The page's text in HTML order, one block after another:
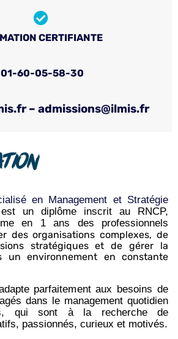
CERTIFIANTE
01-60-05-58-30
– admissions@ilmis.fr
en Management et Stratégie
est un diplôme inscrit au RNCP,
en 1 ans des professionnels
des organisations complexes, de
stratégiques et de gérer la
un environnement en constante
parfaitement aux besoins de
dans le management quotidien
qui sont à la recherche de
passionnés, curieux et motivés.